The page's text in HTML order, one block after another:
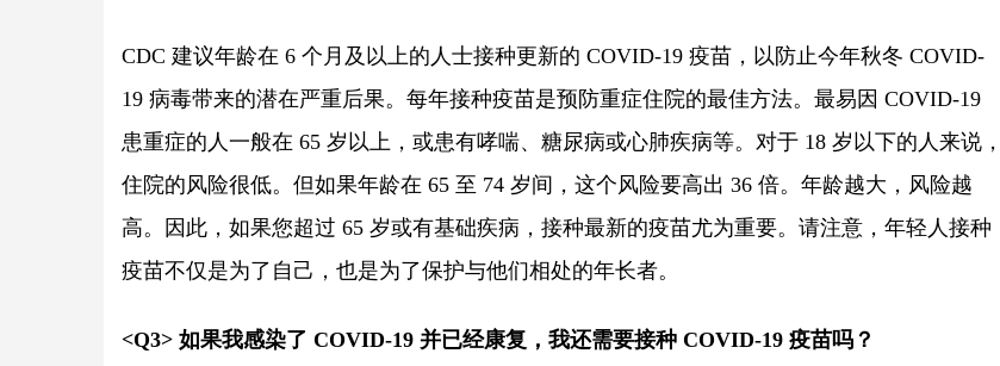
CDC 建议年龄在 6 个月及以上的人士接种更新的 COVID-19 疫苗，以防止今年秋冬 COVID-
19 病毒带来的潜在严重后果。每年接种疫苗是预防重症住院的最佳方法。最易因 COVID-19
患重症的人一般在 65 岁以上，或患有哮喘、糖尿病或心肺疾病等。对于 18 岁以下的人来说，
住院的风险很低。但如果年龄在 65 至 74 岁间，这个风险要高出 36 倍。年龄越大，风险越
高。因此，如果您超过 65 岁或有基础疾病，接种最新的疫苗尤为重要。请注意，年轻人接种
疫苗不仅是为了自己，也是为了保护与他们相处的年长者。
<Q3> 如果我感染了 COVID-19 并已经康复，我还需要接种 COVID-19 疫苗吗？